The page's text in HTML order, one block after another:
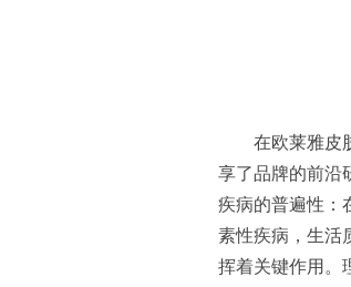
在欧莱雅皮
享了品牌的前沿
疾病的普遍性：
素性疾病，生活
挥着关键作用。